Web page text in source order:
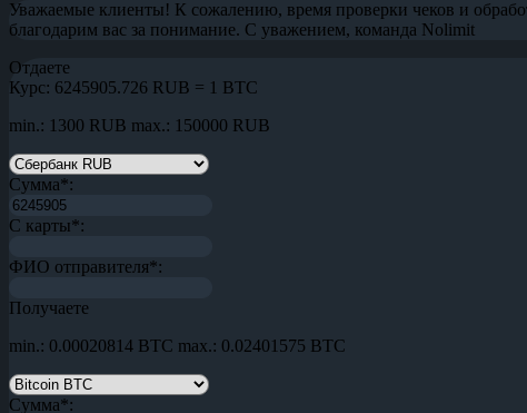
Уважаемые клиенты! К сожалению, время проверки чеков и
благодарим вас за понимание. С уважением, команда Nolimit
Отдаете
Курс: 6245905.726 RUB = 1 BTC
min.: 1300 RUB max.: 150000 RUB
Сумма*:
С карты*:
ФИО отправителя*:
Получаете
min.: 0.00020814 BTC max.: 0.02401575 BTC
Сумма*: